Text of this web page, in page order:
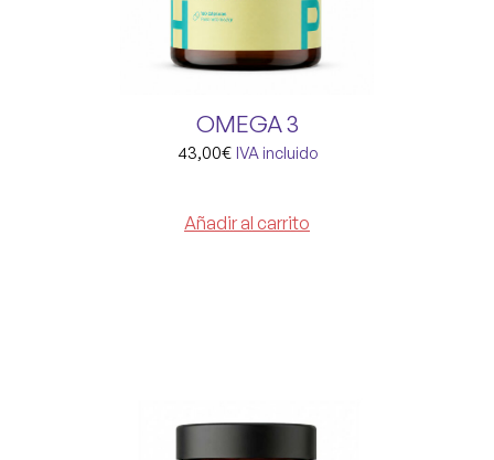
OMEGA 3
43,00€ IVA incluido
Añadir al carrito